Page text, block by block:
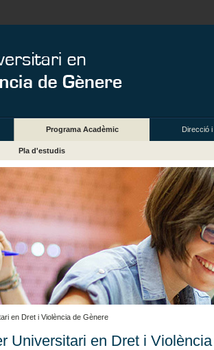
Programa Acadèmic Direcció
Pla d'estudis
en Dret i Violència de Gènere
Universitari en Dret i